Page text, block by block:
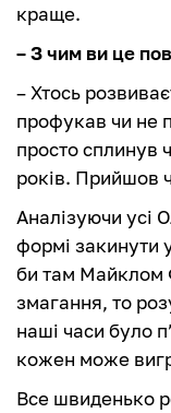
краще.
– З чим ви це
– Хтось
профукав чи не
просто сплинув
років. Прийшов
Аналізуючи усі
формі закинути
би там Майклом
змагання, то
наші часи було
кожен може
Все швиденько